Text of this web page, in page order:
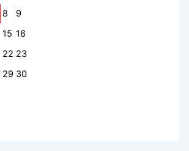
8
9
15 16
22 23
29 30